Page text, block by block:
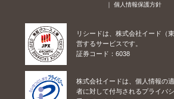
個人情報保護方針
リシードは、株式会社イード（
営するサービスです。
証券コード：6038
株式会社イードは、個人情報の
者に対して付与されるプライバ